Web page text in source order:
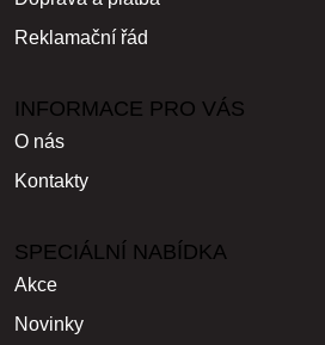
Reklamační řád
INFORMACE PRO VÁS
O nás
Kontakty
SPECIÁLNÍ NABÍDKA
Akce
Novinky